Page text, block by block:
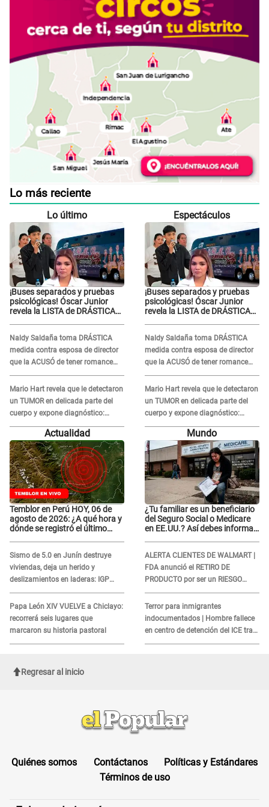
Lo más reciente
Lo último
¡Buses separados y pruebas
psicológicas! Óscar Junior
revela la LISTA de DRÁSTICAS
Naldy Saldaña
Naldy Saldaña toma DRÁSTICA
medida contra esposa de director
que la ACUSÓ de tener romance
con él: "Muy triste..."
Mario Hart revela que le detectaron
un TUMOR en delicada parte del
cuerpo y expone diagnóstico:
"Dolores muy fuertes..."
Espectáculos
¡Buses separados y pruebas
psicológicas! Óscar Junior
revela la LISTA de DRÁSTICAS
Naldy Saldaña
Naldy Saldaña toma DRÁSTICA
medida contra esposa de director
que la ACUSÓ de tener romance
con él: "Muy triste..."
Mario Hart revela que le detectaron
un TUMOR en delicada parte del
cuerpo y expone diagnóstico:
"Dolores muy fuertes..."
Actualidad
Temblor en Perú HOY, 06 de
agosto de 2026: ¿A qué hora y
dónde se registró el último
Sismo de 5.0 en Junín destruye
viviendas, deja un herido y
deslizamientos en laderas: IGP
alerta sobre posibles réplicas
Papa León XIV VUELVE a Chiclayo:
recorrerá seis lugares que
marcaron su historia pastoral
Mundo
¿Tu familiar es un beneficiario
del Seguro Social o Medicare
en EE.UU.? Así debes informar
ALERTA CLIENTES DE WALMART |
FDA anunció el RETIRO DE
PRODUCTO por ser un RIESGO
MORTAL para consumidores: ¿Cuál
es?
Terror para inmigrantes
indocumentados | Hombre fallece
en centro de detención del ICE tras
sufrir una "emergencia médica"
Regresar al inicio
Quiénes somos Contáctanos
Políticas y Estándares
Términos de uso